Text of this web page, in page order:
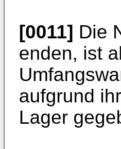
[0011] Die
enden, ist
aufgrund
Lager